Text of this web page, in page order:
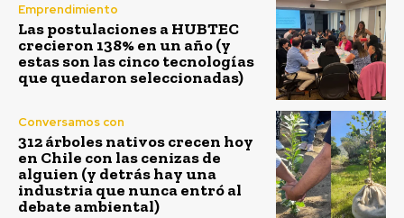
Emprendimiento
Las postulaciones a HUBTEC
crecieron 138% en un año (y
estas son las cinco tecnologías
que quedaron seleccionadas)
Conversamos con
312 árboles nativos crecen hoy
en Chile con las cenizas de
alguien (y detrás hay una
industria que nunca entró al
debate ambiental)